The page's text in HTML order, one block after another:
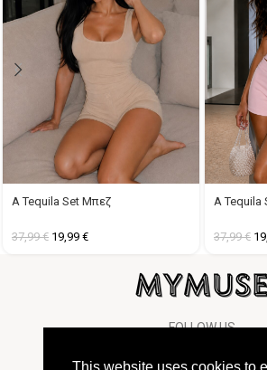
A Tequila Set Μπεζ
37,99€ 19,99 €
A Tequila
37,99€
FOLLOW US